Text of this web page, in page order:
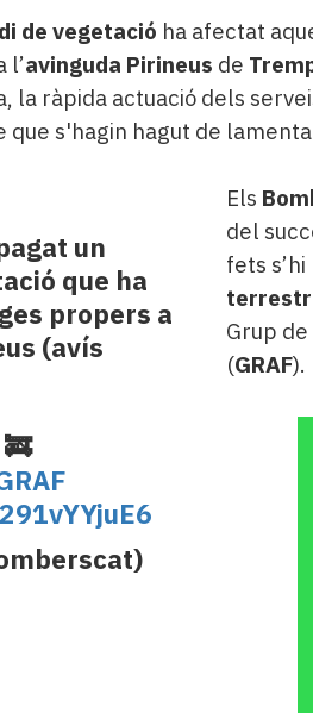
de vegetació ha afectat
l’avinguda Pirineus de
la ràpida actuació dels
que s'hagin hagut de
un
que ha
propers a
(avís
Els
del
fets
Grup
(GRAF).